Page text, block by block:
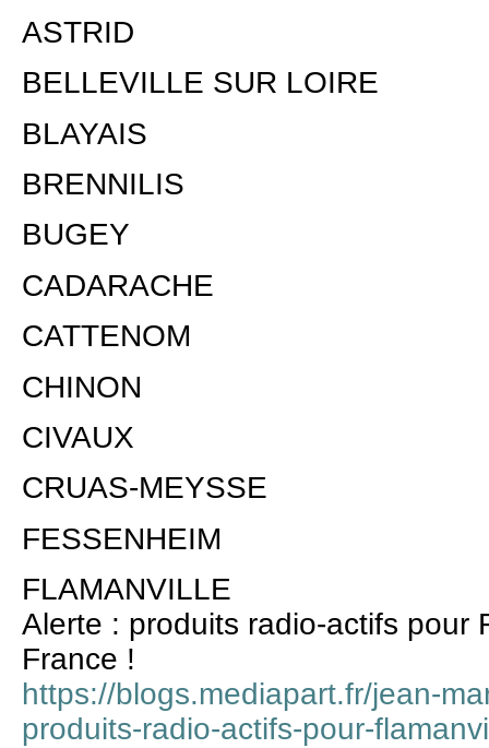
ASTRID
BELLEVILLE SUR LOIRE
BLAYAIS
BRENNILIS
BUGEY
CADARACHE
CATTENOM
CHINON
CIVAUX
CRUAS-MEYSSE
FESSENHEIM
FLAMANVILLE
Alerte : produits radio-actifs pour
France !
https://blogs.mediapart.fr/jean-
produits-radio-actifs-pour-